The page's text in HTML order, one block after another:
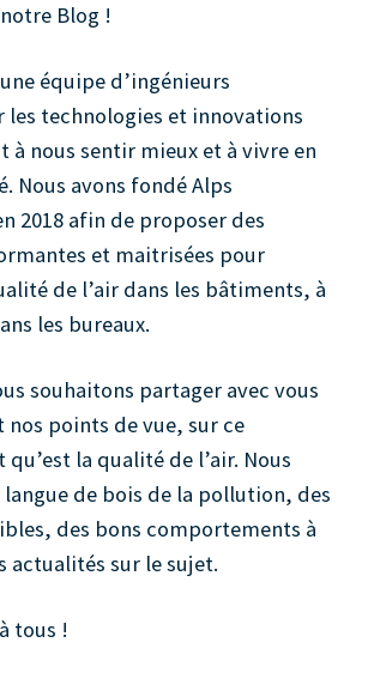
Blog !
équipe d’ingénieurs
les technologies et innovations
à nous sentir mieux et à vivre en
Nous avons fondé Alps
2018 afin de proposer des
et maitrisées pour
de l’air dans les bâtiments, à
les bureaux.
souhaitons partager avec vous
nos points de vue, sur ce
la qualité de l’air. Nous
langue de bois de la pollution, des
des bons comportements à
actualités sur le sujet.
tous !